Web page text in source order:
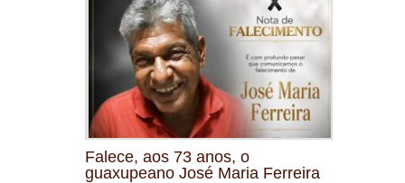
Falece, aos 73 anos, o
guaxupeano José Maria Ferreira